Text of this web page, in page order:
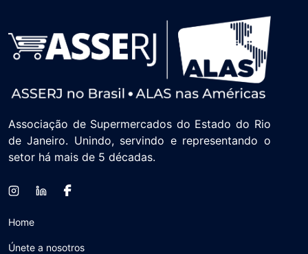
Associação de Supermercados do Estado do Rio
de Janeiro. Unindo, servindo e representando o
setor há mais de 5 décadas.
Home
Únete a nosotros